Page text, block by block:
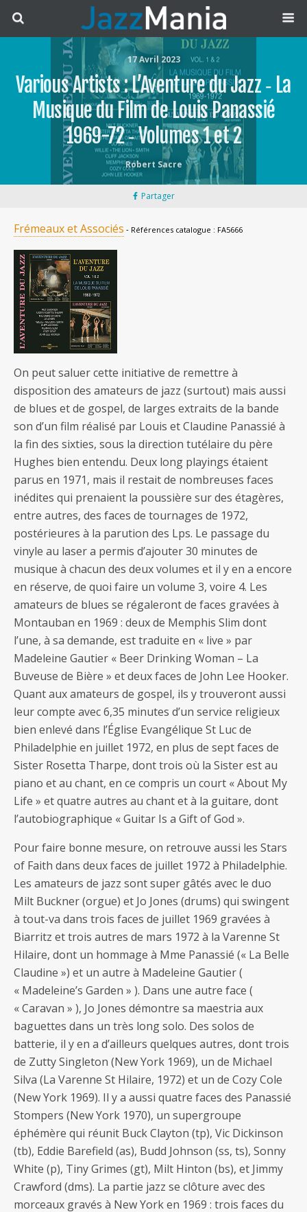
17 Avril 2023
Various Artists : L’Aventure du Jazz ‐ La
Musique du Film de Louis Panassié
1969-72 ‐ Volumes 1 et 2
Robert Sacre
Partager
Frémeaux et Associés ‐ Références catalogue : FA5666
On peut saluer cette initiative de remettre à
disposition des amateurs de jazz (surtout) mais aussi
de blues et de gospel, de larges extraits de la bande
son d’un film réalisé par Louis et Claudine Panassié à
la fin des sixties, sous la direction tutélaire du père
Hughes bien entendu. Deux long playings étaient
parus en 1971, mais il restait de nombreuses faces
inédites qui prenaient la poussière sur des étagères,
entre autres, des faces de tournages de 1972,
postérieures à la parution des Lps. Le passage du
vinyle au laser a permis d’ajouter 30 minutes de
musique à chacun des deux volumes et il y en a encore
en réserve, de quoi faire un volume 3, voire 4. Les
amateurs de blues se régaleront de faces gravées à
Montauban en 1969 : deux de Memphis Slim dont
l’une, à sa demande, est traduite en « live » par
Madeleine Gautier « Beer Drinking Woman – La
Buveuse de Bière » et deux faces de John Lee Hooker.
Quant aux amateurs de gospel, ils y trouveront aussi
leur compte avec 6,35 minutes d’un service religieux
bien enlevé dans l’Église Evangélique St Luc de
Philadelphie en juillet 1972, en plus de sept faces de
Sister Rosetta Tharpe, dont trois où la Sister est au
piano et au chant, en ce compris un court « About My
Life » et quatre autres au chant et à la guitare, dont
l’autobiographique « Guitar Is a Gift of God ».
Pour faire bonne mesure, on retrouve aussi les Stars
of Faith dans deux faces de juillet 1972 à Philadelphie.
Les amateurs de jazz sont super gâtés avec le duo
Milt Buckner (orgue) et Jo Jones (drums) qui swingent
à tout-va dans trois faces de juillet 1969 gravées à
Biarritz et trois autres de mars 1972 à la Varenne St
Hilaire, dont un hommage à Mme Panassié (« La Belle
Claudine ») et un autre à Madeleine Gautier (
« Madeleine’s Garden » ). Dans une autre face (
« Caravan » ), Jo Jones démontre sa maestria aux
baguettes dans un très long solo. Des solos de
batterie, il y en a d’ailleurs quelques autres, dont trois
de Zutty Singleton (New York 1969), un de Michael
Silva (La Varenne St Hilaire, 1972) et un de Cozy Cole
(New York 1969). Il y a aussi quatre faces des Panassié
Stompers (New York 1970), un supergroupe
éphémère qui réunit Buck Clayton (tp), Vic Dickinson
(tb), Eddie Barefield (as), Budd Johnson (ss, ts), Sonny
White (p), Tiny Grimes (gt), Milt Hinton (bs), et Jimmy
Crawford (dms). La partie jazz se clôture avec des
morceaux gravés à New York en 1969 : trois faces du